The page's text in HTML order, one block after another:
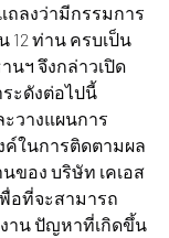
ลงว่ามีกรรมการ
12 ท่าน ครบเป็น
นฯ จึงกล่าวเปิด
ะดังต่อไปนี้
ะวางแผนการ
ค์ในการติดตามผล
ของ บริษัท เคเอส
อที่จะสามารถ
าน ปัญหาที่เกิดขึ้น